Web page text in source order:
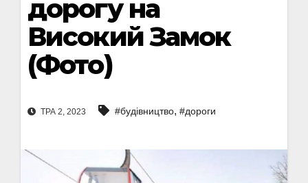
дорогу на
Високий Замок
(Фото)
ТРА 2, 2023 #будівництво, #дороги